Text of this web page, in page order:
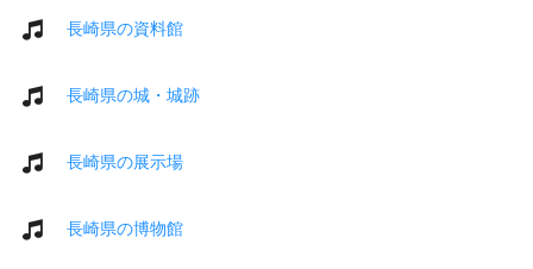
長崎県の資料館
長崎県の城・城跡
長崎県の展示場
長崎県の博物館